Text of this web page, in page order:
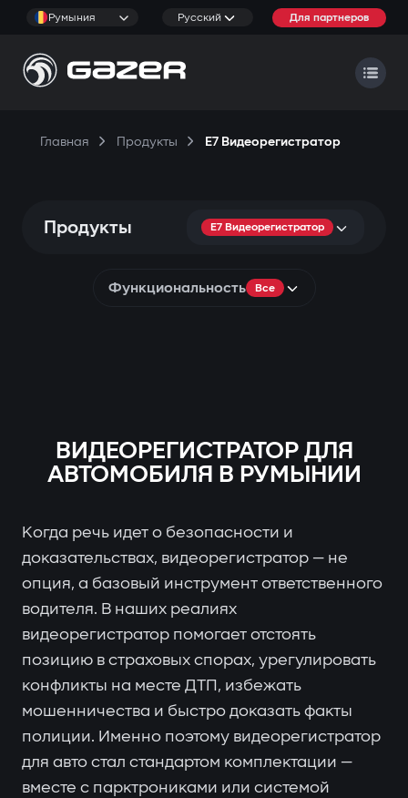
Румыния Русский Для партнеров
Главная Продукты E7 Видеорегистратор
Продукты E7 Видеорегистратор
Функциональность Все
ВИДЕОРЕГИСТРАТОР ДЛЯ
АВТОМОБИЛЯ В РУМЫНИИ
Когда речь идет о безопасности и
доказательствах, видеорегистратор — не
опция, а базовый инструмент ответственного
водителя. В наших реалиях
видеорегистратор помогает отстоять
позицию в страховых спорах, урегулировать
конфликты на месте ДТП, избежать
мошенничества и быстро доказать факты
полиции. Именно поэтому видеорегистратор
для авто стал стандартом комплектации —
вместе с парктрониками или системой